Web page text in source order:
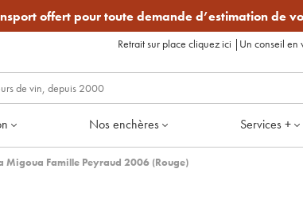
offert pour toute demande d’estimation de
Retrait sur place cliquez ici | Un conseil en
Nos enchères Services +
Migoua Famille Peyraud 2006 (Rouge)